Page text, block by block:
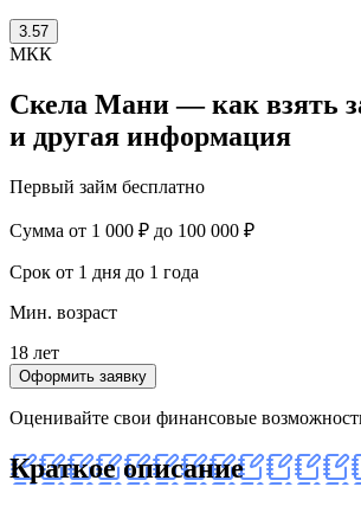
3.57
МКК
Скела Мани — как взять
и другая информация
Первый займ бесплатно
Сумма от 1 000 ₽ до 100 000 ₽
Срок от 1 дня до 1 года
Мин. возраст
18 лет
Оформить заявку
Оценивайте свои финансовые
Краткое описание